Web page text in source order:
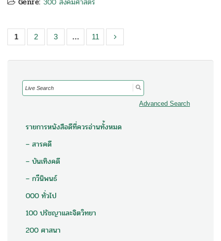
1 2 3 … 11
Search
for:
Advanced Search
รายการหนังสือดีที่ควรอ่านทั้งหมด
– สารคดี
– บันเทิงคดี
– กวีนิพนธ์
000 ทั่วไป
100 ปรัชญาและจิตวิทยา
200 ศาสนา